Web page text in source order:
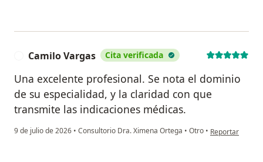
Camilo Vargas Cita verificada
Una excelente profesional. Se nota el dominio
de su especialidad, y la claridad con que
transmite las indicaciones médicas.
9 de julio de 2026 • Consultorio Dra. Ximena Ortega • Otro • en opinión del
Reportar